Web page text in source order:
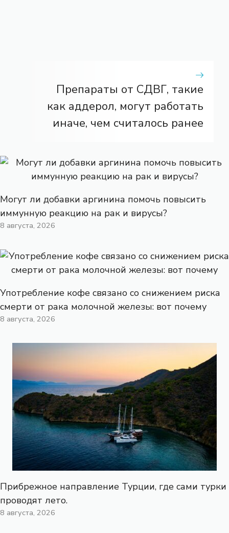
Препараты от СДВГ, такие
как аддерол, могут работать
иначе, чем считалось ранее
Могут ли добавки аргинина помочь повысить
иммунную реакцию на рак и вирусы?
8 августа, 2026
Употребление кофе связано со снижением риска
смерти от рака молочной железы: вот почему
8 августа, 2026
Прибрежное направление Турции, где сами турки
проводят лето.
8 августа, 2026